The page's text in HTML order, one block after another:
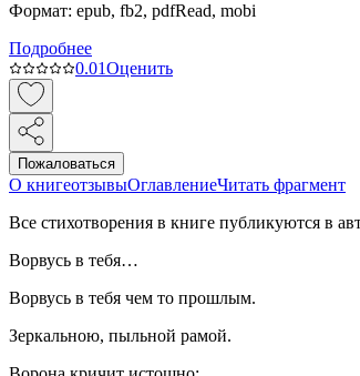
Формат: epub, fb2, pdfRead, mobi
Подробнее
0.01Оценить
Пожаловаться
О книгеотзывыОглавлениеЧитать фрагмент
Все стихотворения в книге публикуются в
Ворвусь в тебя…
Ворвусь в тебя чем то прошлым.
Зеркальною, пыльной рамой.